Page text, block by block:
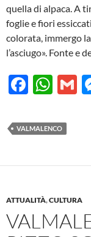
quella di alpaca. A
foglie e fiori
colorata, immergo la
l’asciugo». Fonte e
F
e
b
o
k
W
at
s
A
p
G
VALMALENCO
ATTUALITÀ,CULTURA